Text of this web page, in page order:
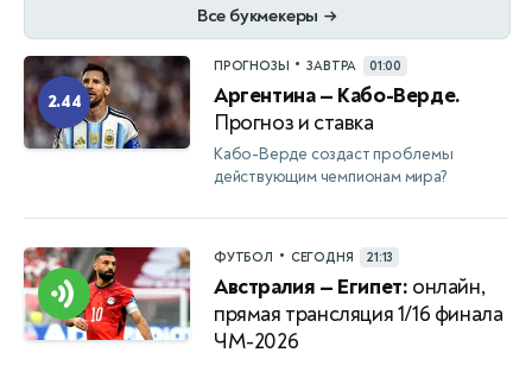
Все букмекеры →
2.44
ПРОГНОЗЫ • ЗАВТРА 01:00
Аргентина — Кабо-Верде.
Прогноз и ставка
Кабо-Верде создаст проблемы
действующим чемпионам мира?
ФУТБОЛ • СЕГОДНЯ 21:13
Австралия — Египет: онлайн,
прямая трансляция 1/16 финала
ЧМ-2026